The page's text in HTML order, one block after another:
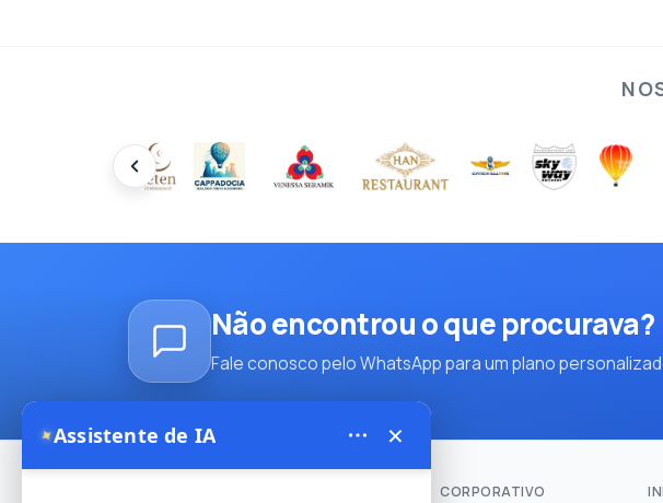
Não encontrou o que procurava?
Fale conosco pelo WhatsApp para um plano
CORPORATIVO
✦Assistente de IA ×